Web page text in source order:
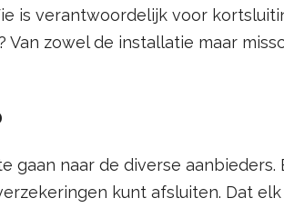
is verantwoordelijk voor
zowel de installatie maar
gaan naar de diverse aanbieders.
kunt afsluiten. Dat